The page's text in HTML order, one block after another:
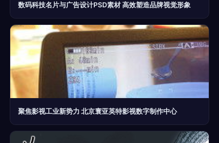
数码科技名片与广告设计PSD素材 高效塑造品牌视觉形象
聚焦影视工业新势力 北京寰亚英特影视数字制作中心